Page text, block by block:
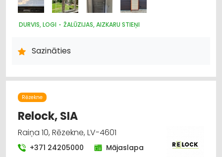
DURVIS, LOGI ŽALŪZIJAS, AIZKARU STIEŅI
Sazināties
Rēzekne
Relock, SIA
Raiņa 10, Rēzekne, LV-4601
+371 24205000 Mājaslapa